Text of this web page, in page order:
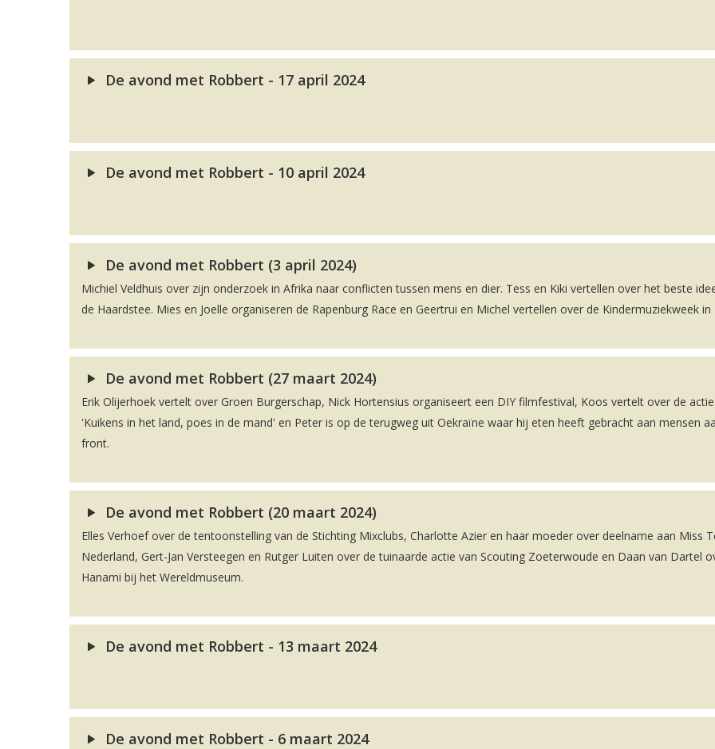
De avond met Robbert - 17 april 2024
De avond met Robbert - 10 april 2024
De avond met Robbert (3 april 2024)
Michiel Veldhuis over zijn onderzoek in Afrika naar conflicten tussen mens en dier. Tess en Kiki vertellen over het beste
de Haardstee. Mies en Joelle organiseren de Rapenburg Race en Geertrui en Michel vertellen over de Kindermuziekweek in
De avond met Robbert (27 maart 2024)
Erik Olijerhoek vertelt over Groen Burgerschap, Nick Hortensius organiseert een DIY filmfestival, Koos vertelt over de actie
'Kuikens in het land, poes in de mand' en Peter is op de terugweg uit Oekraïne waar hij eten heeft gebracht aan mensen
front.
De avond met Robbert (20 maart 2024)
Elles Verhoef over de tentoonstelling van de Stichting Mixclubs, Charlotte Azier en haar moeder over deelname aan Miss
Nederland, Gert-Jan Versteegen en Rutger Luiten over de tuinaarde actie van Scouting Zoeterwoude en Daan van Dartel
Hanami bij het Wereldmuseum.
De avond met Robbert - 13 maart 2024
De avond met Robbert - 6 maart 2024